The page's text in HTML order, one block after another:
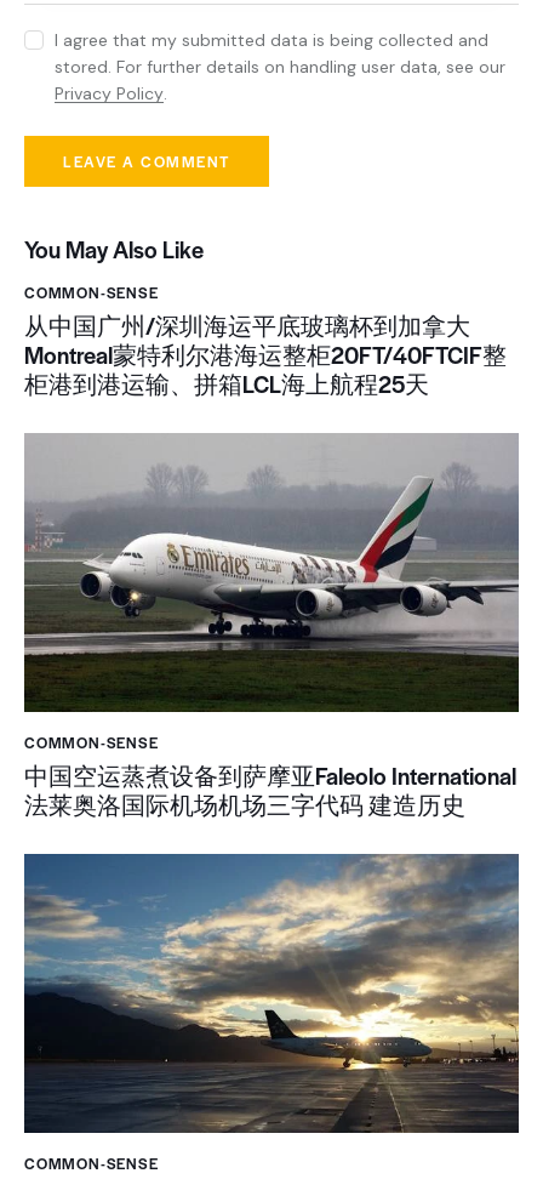
I agree that my submitted data is being collected and
stored. For further details on handling user data, see our
Privacy Policy
You May Also Like
COMMON-SENSE
从中国广州/深圳海运平底玻璃杯到加拿大
Montreal蒙特利尔港海运整柜20FT/40FTCIF整
柜港到港运输、拼箱LCL海上航程25天
COMMON-SENSE
中国空运蒸煮设备到萨摩亚Faleolo International
法莱奥洛国际机场机场三字代码 建造历史
COMMON-SENSE